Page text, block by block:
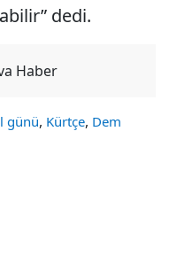
dedi.
Haber
günü, Kürtçe, Dem